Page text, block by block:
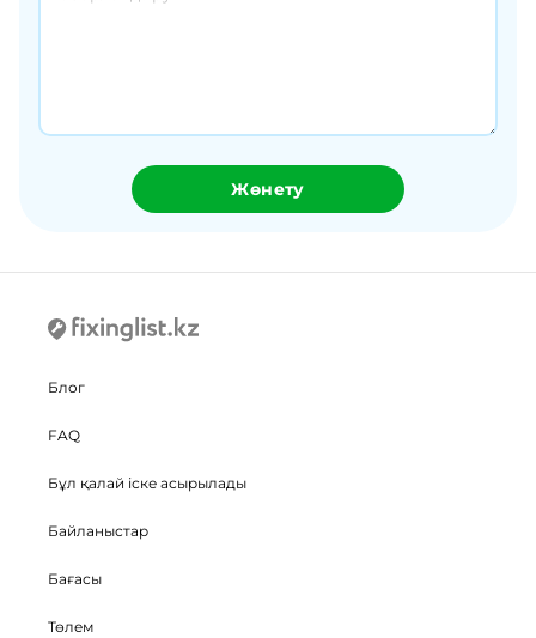
Жөнету
Блог
FAQ
Бұл қалай іске асырылады
Байланыстар
Бағасы
Төлем